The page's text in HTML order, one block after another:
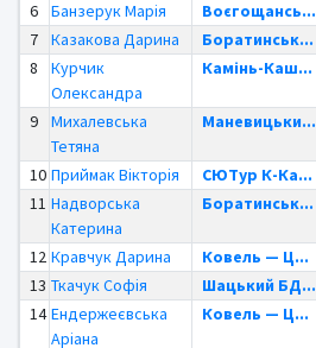
6
Банзерук Марія Воєгощансь...
7
Казакова Дарина Боратинськ...
8
Курчик
Олександра
Камінь-Каш...
9
Михалевська
Тетяна
Маневицьки...
10 Приймак Вікторія СЮТур К-Ка...
11 Надворська
Катерина
Боратинськ...
12 Кравчук Дарина Ковель — Ц...
13 Ткачук Софія Шацький БД...
14 Ендержеєвська
Аріана
Ковель — Ц...